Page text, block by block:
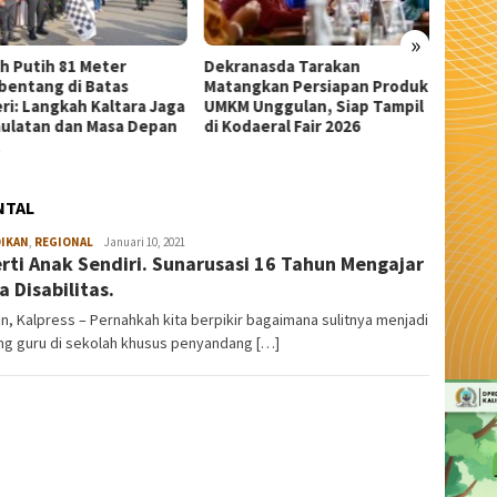
»
Tarakan
Persiapan Produk
Unggulan, Siap Tampil
Fair 2026
Wali Kota Tarakan Apresiasi
Beasiswa PIP Aspirasi Deddy
Sitorus untuk 209 Siswa
REGIONAL admin
Januari 10, 2021
Anak Sendiri. Sunarusasi 16 Tahun Mengajar
Disabilitas.
Kalpress – Pernahkah kita berpikir bagaimana sulitnya menjadi
guru di sekolah khusus penyandang […]